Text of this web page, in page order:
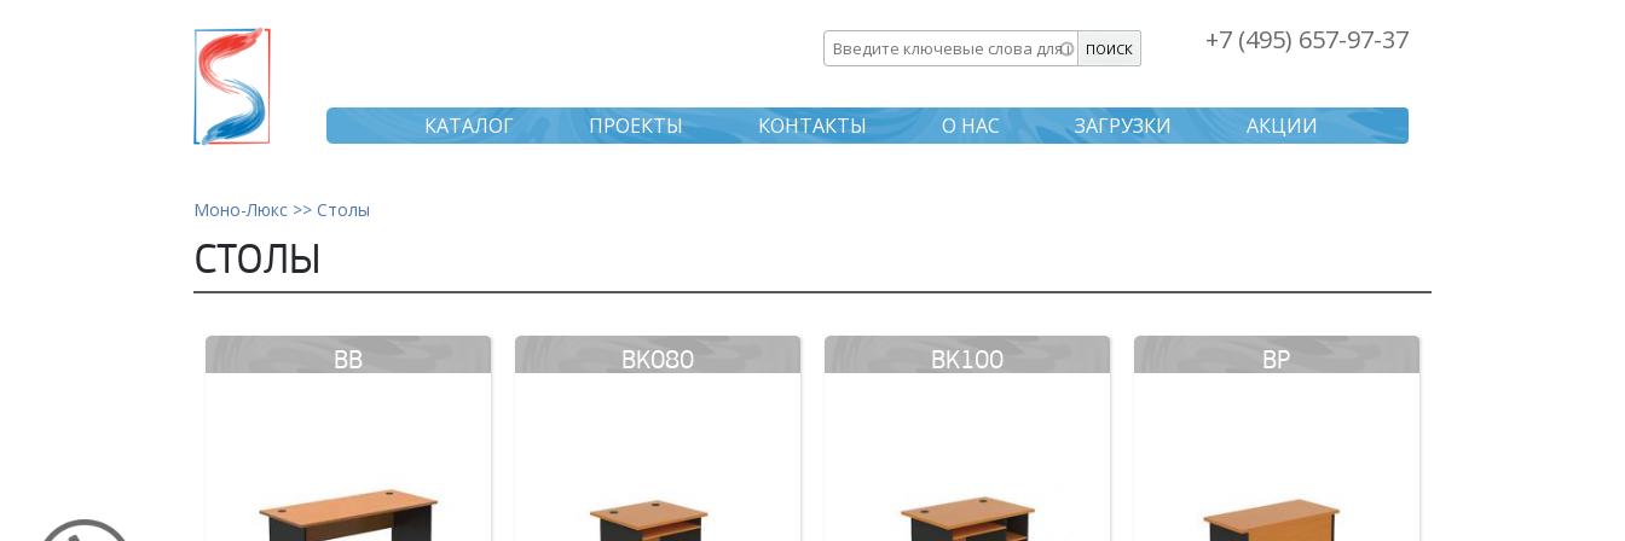
основному
содержанию
Введите ключевые слова для поиска +7 (495) 657-97-37
КАТАЛОГ ПРОЕКТЫ КОНТАКТЫ О НАС ЗАГРУЗКИ АКЦИИ
Моно-Люкс >> Столы
СТОЛЫ
BB BK080 BK100 BP